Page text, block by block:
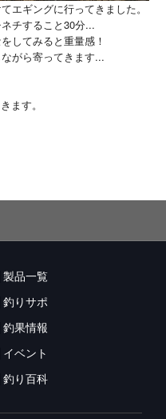
エギングに行ってきました。
チすること30分...
してみると重量感！
がら寄ってきます...
ます。
製品一覧
釣りサポ
釣果情報
イベント
釣り百科